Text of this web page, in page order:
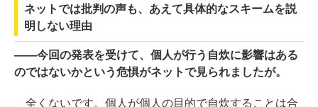
ネットでは批判の声も、あえて具体的なスキームを説
明しない理由
――今回の発表を受けて、個人が行う自炊に影響はある
のではないかという危惧がネットで見られましたが。
全くないです。個人が個人の目的で自炊することは合